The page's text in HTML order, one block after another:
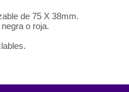
de 75 X 38mm.
o roja.